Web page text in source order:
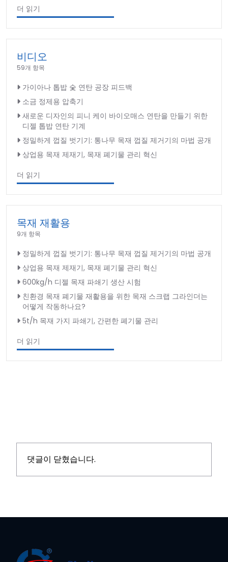
더 읽기
비디오
59개 항목
가이아나 톱밥 숯 연탄 공장 피드백
소금 정제용 압축기
새로운 디자인의 피니 케이 바이오매스 연탄을 만들기 위한
디젤 톱밥 연탄 기계
정밀하게 껍질 벗기기: 통나무 목재 껍질 제거기의 마법 공개
상업용 목재 제재기, 목재 폐기물 관리 혁신
더 읽기
목재 재활용
9개 항목
정밀하게 껍질 벗기기: 통나무 목재 껍질 제거기의 마법 공개
상업용 목재 제재기, 목재 폐기물 관리 혁신
600kg/h 디젤 목재 파쇄기 생산 시험
친환경 목재 폐기물 재활용을 위한 목재 스크랩 그라인더는
어떻게 작동하나요?
5t/h 목재 가지 파쇄기, 간편한 폐기물 관리
더 읽기
댓글이 닫혔습니다.